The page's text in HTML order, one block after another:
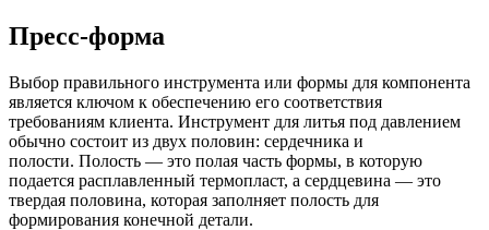
Пресс-форма
Выбор правильного инструмента или формы для компонента
является ключом к обеспечению его соответствия
требованиям клиента. Инструмент для литья под давлением
обычно состоит из двух половин: сердечника и
полости. Полость — это полая часть формы, в которую
подается расплавленный термопласт, а сердцевина — это
твердая половина, которая заполняет полость для
формирования конечной детали.